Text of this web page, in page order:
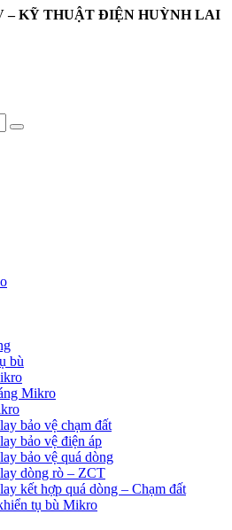
– KỸ THUẬT ĐIỆN HUỲNH LAI
bù
Mikro
bảo vệ chạm đất
bảo vệ điện áp
bảo vệ quá dòng
dòng rò – ZCT
kết hợp quá dòng – Chạm đất
tụ bù Mikro